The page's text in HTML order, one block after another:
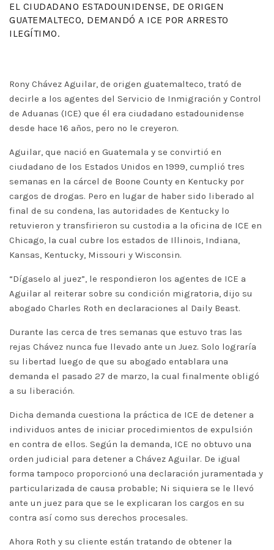
EL CIUDADANO ESTADOUNIDENSE, DE ORIGEN
GUATEMALTECO, DEMANDÓ A ICE POR ARRESTO
ILEGÍTIMO.
Rony Chávez Aguilar, de origen guatemalteco, trató de
decirle a los agentes del Servicio de Inmigración y Control
de Aduanas (ICE) que él era ciudadano estadounidense
desde hace 16 años, pero no le creyeron.
Aguilar, que nació en Guatemala y se convirtió en
ciudadano de los Estados Unidos en 1999, cumplió tres
semanas en la cárcel de Boone County en Kentucky por
cargos de drogas. Pero en lugar de haber sido liberado al
final de su condena, las autoridades de Kentucky lo
retuvieron y transfirieron su custodia a la oficina de ICE en
Chicago, la cual cubre los estados de Illinois, Indiana,
Kansas, Kentucky, Missouri y Wisconsin.
“Dígaselo al juez”, le respondieron los agentes de ICE a
Aguilar al reiterar sobre su condición migratoria, dijo su
abogado Charles Roth en declaraciones al Daily Beast.
Durante las cerca de tres semanas que estuvo tras las
rejas Chávez nunca fue llevado ante un Juez. Solo lograría
su libertad luego de que su abogado entablara una
demanda el pasado 27 de marzo, la cual finalmente obligó
a su liberación.
Dicha demanda cuestiona la práctica de ICE de detener a
individuos antes de iniciar procedimientos de expulsión
en contra de ellos. Según la demanda, ICE no obtuvo una
orden judicial para detener a Chávez Aguilar. De igual
forma tampoco proporcionó una declaración juramentada y
particularizada de causa probable; Ni siquiera se le llevó
ante un juez para que se le explicaran los cargos en su
contra así como sus derechos procesales.
Ahora Roth y su cliente están tratando de obtener la